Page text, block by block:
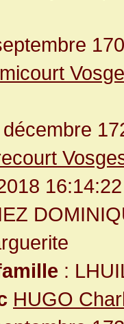
décembre
16:14:22
:
HUGO